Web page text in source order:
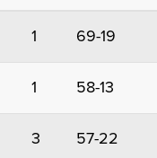
1 69-19
1 58-13
3 57-22